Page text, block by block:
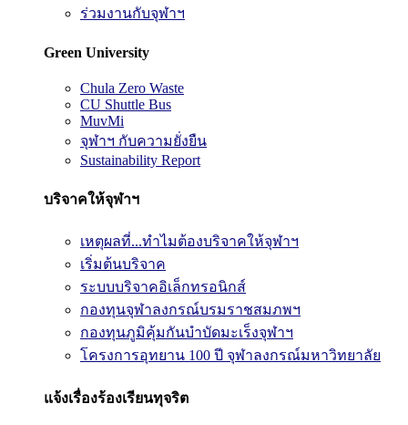
ร่วมงานกับจุฬาฯ
Green University
Chula Zero Waste
CU Shuttle Bus
MuvMi
จุฬาฯ กับความยั่งยืน
Sustainability Report
บริจาคให้จุฬาฯ
เหตุผลที่...ทำไมต้องบริจาคให้จุฬาฯ
เริ่มต้นบริจาค
ระบบบริจาคอิเล็กทรอนิกส์
กองทุนจุฬาลงกรณ์บรมราชสมภพฯ
กองทุนภูมิคุ้มกันบำบัดมะเร็งจุฬาฯ
โครงการอุทยาน 100 ปี จุฬาลงกรณ์มหาวิทยาลัย
แจ้งเรื่องร้องเรียนทุจริต